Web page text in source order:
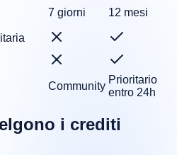
7 giorni 12 mesi
Community
Prioritario
entro 24h
i crediti